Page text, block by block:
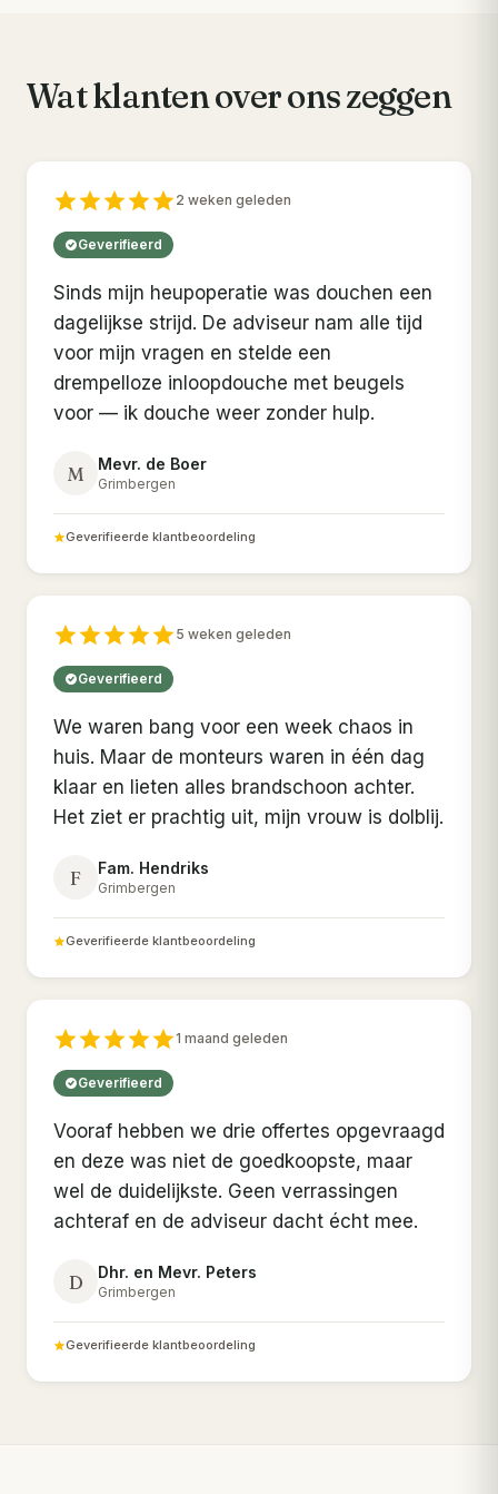
Wat klanten over ons zeggen
2 weken geleden
Geverifieerd
Sinds mijn heupoperatie was douchen een
dagelijkse strijd. De adviseur nam alle tijd
voor mijn vragen en stelde een
drempelloze inloopdouche met beugels
voor — ik douche weer zonder hulp.
M Mevr. de Boer
Grimbergen
Geverifieerde klantbeoordeling
5 weken geleden
Geverifieerd
We waren bang voor een week chaos in
huis. Maar de monteurs waren in één dag
klaar en lieten alles brandschoon achter.
Het ziet er prachtig uit, mijn vrouw is dolblij.
F Fam. Hendriks
Grimbergen
Geverifieerde klantbeoordeling
1 maand geleden
Geverifieerd
Vooraf hebben we drie offertes opgevraagd
en deze was niet de goedkoopste, maar
wel de duidelijkste. Geen verrassingen
achteraf en de adviseur dacht écht mee.
D Dhr. en Mevr. Peters
Grimbergen
Geverifieerde klantbeoordeling